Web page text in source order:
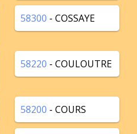
58300 - COSSAYE
58220 - COULOUTRE
58200 - COURS